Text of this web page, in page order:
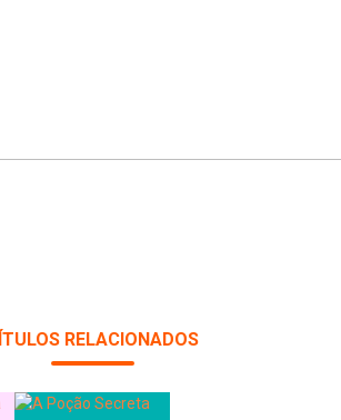
RELACIONADOS